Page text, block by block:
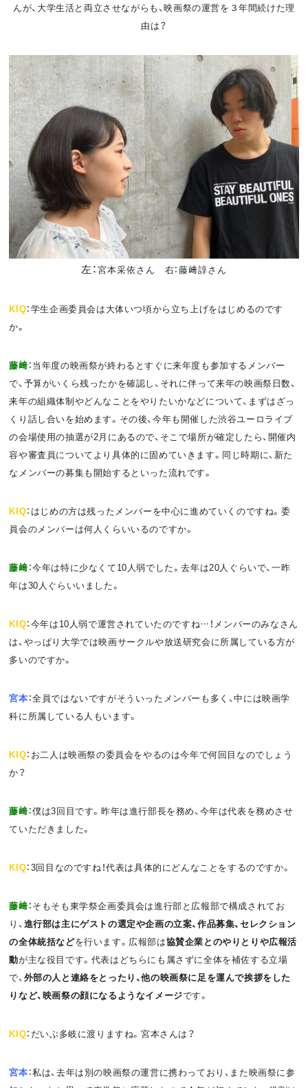
んが、大学生活と両立させながらも、映画祭の運営を３年間続けた理
由は？
左：宮本采依さん 右：藤﨑諄さん
KIQ：学生企画委員会は大体いつ頃から立ち上げをはじめるのです
か。
藤﨑：当年度の映画祭が終わるとすぐに来年度も参加するメンバー
で、予算がいくら残ったかを確認し、それに伴って来年の映画祭日数、
来年の組織体制やどんなことをやりたいかなどについて、まずはざっ
くり話し合いを始めます。その後、今年も開催した渋谷ユーロライブ
の会場使用の抽選が2月にあるので、そこで場所が確定したら、開催内
容や審査員についてより具体的に固めていきます。同じ時期に、新た
なメンバーの募集も開始するといった流れです。
KIQ：はじめの方は残ったメンバーを中心に進めていくのですね。委
員会のメンバーは何人くらいいるのですか。
藤﨑：今年は特に少なくて10人弱でした。去年は20人ぐらいで、一昨
年は30人ぐらいいました。
KIQ：今年は10人弱で運営されていたのですね…！メンバーのみなさん
は、やっぱり大学では映画サークルや放送研究会に所属している方が
多いのですか。
宮本：全員ではないですがそういったメンバーも多く、中には映画学
科に所属している人もいます。
KIQ：お二人は映画祭の委員会をやるのは今年で何回目なのでしょう
か？
藤﨑：僕は3回目です。昨年は進行部長を務め、今年は代表を務めさせ
ていただきました。
KIQ：3回目なのですね！代表は具体的にどんなことをするのですか。
藤﨑：そもそも東学祭企画委員会は進行部と広報部で構成されてお
り、進行部は主にゲストの選定や企画の立案、作品募集、セレクション
の全体統括などを行います。広報部は協賛企業とのやりとりや広報活
動が主な役目です。代表はどちらにも属さずに全体を補佐する立場
で、外部の人と連絡をとったり、他の映画祭に足を運んで挨拶をした
りなど、映画祭の顔になるようなイメージです。
KIQ：だいぶ多岐に渡りますね。宮本さんは？
宮本：私は、去年は別の映画祭の運営に携わっており、また映画祭に参